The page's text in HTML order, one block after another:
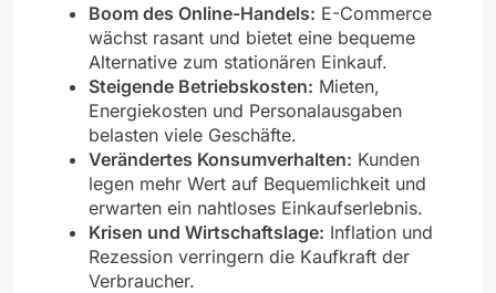
Boom des Online-Handels: E-Commerce
wächst rasant und bietet eine bequeme
Alternative zum stationären Einkauf.
Steigende Betriebskosten: Mieten,
Energiekosten und Personalausgaben
belasten viele Geschäfte.
Verändertes Konsumverhalten: Kunden
legen mehr Wert auf Bequemlichkeit und
erwarten ein nahtloses Einkaufserlebnis.
Krisen und Wirtschaftslage: Inflation und
Rezession verringern die Kaufkraft der
Verbraucher.